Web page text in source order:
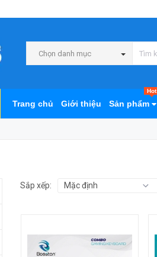
Chọn danh mục
Trang chủ Giới thiệu Sản phẩm
Hot
Sắp xếp: